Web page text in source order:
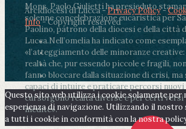
Mons. Paolo Giulietti ha presieduto
solenne concelebrazione eucaristica per
Paolino, patrono della diocesi e della città
Lucca.Nell’omelia ha indicato come
«l’atteggiamento delle minoranze creative:
realtà che, pur essendo piccole e fragili,
fanno bloccare dalla situazione di crisi, ma
capaci di intuire e praticare percorsi nuovi
cui sorgono realtà diverse e per certi versi
inedite».
Arcidiocesi di Lucca -Privacy Policy-
Info- Copyright reserved
Questo sito web utilizza i cookie solamente per
esperienza di navigazione. Utilizzando il
a tutti i cookie in conformità con la nostra